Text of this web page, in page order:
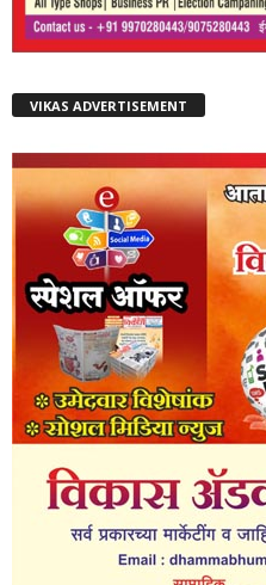
VIKAS ADVERTISEMENT